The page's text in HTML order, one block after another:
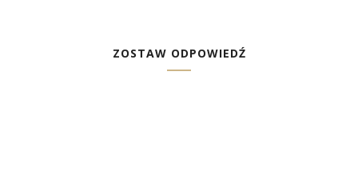
ZOSTAW ODPOWIEDŹ